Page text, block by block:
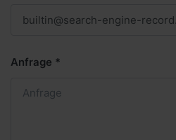
Anfrage